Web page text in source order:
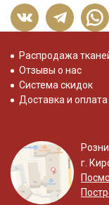
Распродажа
Отзывы о нас
Система скидок
Доставка и оплата
г.